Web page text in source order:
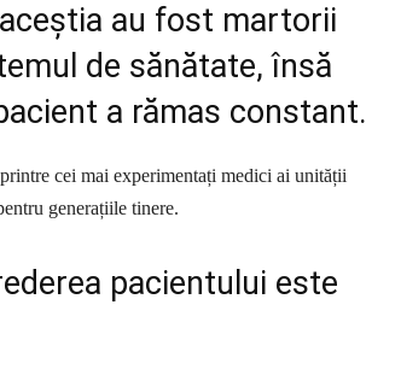
au fost martorii
de sănătate, însă
a rămas constant.
cei mai experimentați medici ai unității
generațiile tinere.
pacientului este